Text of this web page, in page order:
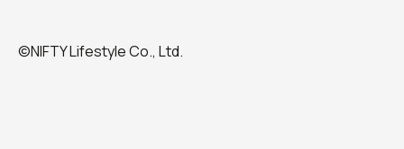
©NIFTY Lifestyle Co., Ltd.